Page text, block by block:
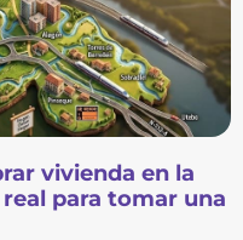
vivienda en la
para tomar una